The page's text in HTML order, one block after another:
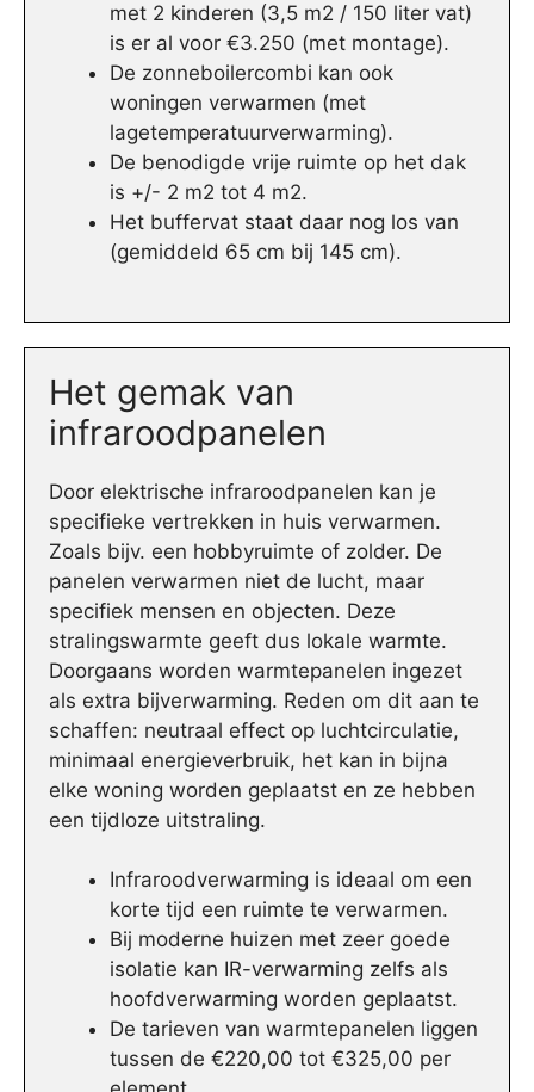
met 2 kinderen (3,5 m2 / 150 liter vat)
is er al voor €3.250 (met montage).
De zonneboilercombi kan ook
woningen verwarmen (met
lagetemperatuurverwarming).
De benodigde vrije ruimte op het dak
is +/- 2 m2 tot 4 m2.
Het buffervat staat daar nog los van
(gemiddeld 65 cm bij 145 cm).
Het gemak van
infraroodpanelen
Door elektrische infraroodpanelen kan je
specifieke vertrekken in huis verwarmen.
Zoals bijv. een hobbyruimte of zolder. De
panelen verwarmen niet de lucht, maar
specifiek mensen en objecten. Deze
stralingswarmte geeft dus lokale warmte.
Doorgaans worden warmtepanelen ingezet
als extra bijverwarming. Reden om dit aan te
schaffen: neutraal effect op luchtcirculatie,
minimaal energieverbruik, het kan in bijna
elke woning worden geplaatst en ze hebben
een tijdloze uitstraling.
Infraroodverwarming is ideaal om een
korte tijd een ruimte te verwarmen.
Bij moderne huizen met zeer goede
isolatie kan IR-verwarming zelfs als
hoofdverwarming worden geplaatst.
De tarieven van warmtepanelen liggen
tussen de €220,00 tot €325,00 per